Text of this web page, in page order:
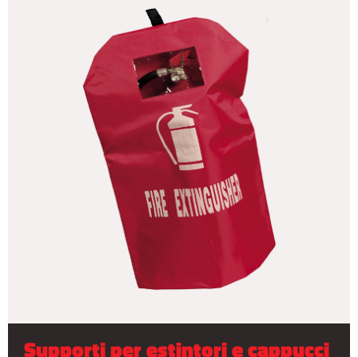
Supporti per estintori e cappucci